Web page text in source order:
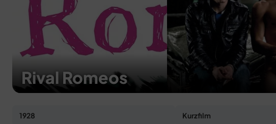
Rival Romeos
1928 Kurzfilm